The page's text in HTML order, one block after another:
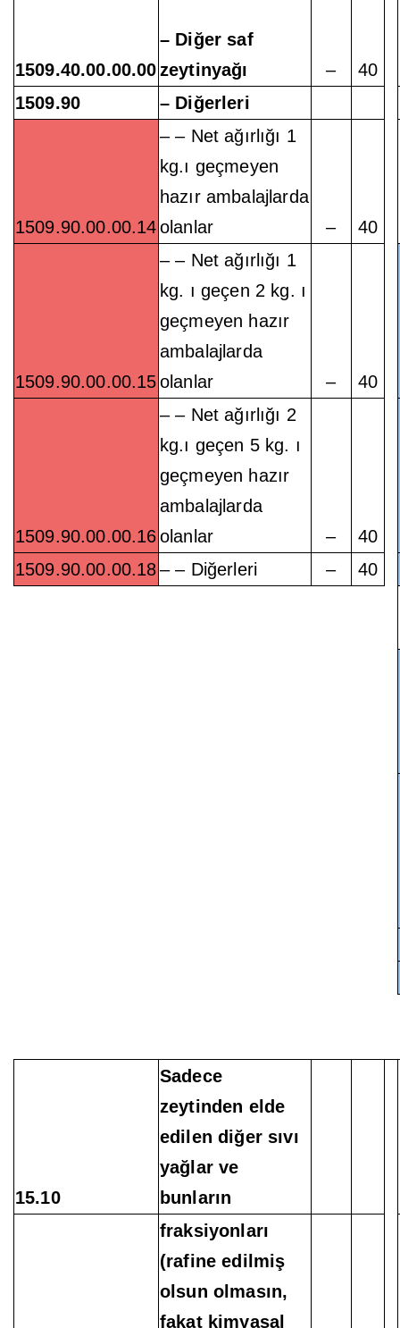
1509.40.00.00.00
– Diğer saf
zeytinyağı
– 40
1509.90
– Diğerleri
1509.90.00.00.14
– – Net ağırlığı 1
kg.ı geçmeyen
hazır ambalajlarda
olanlar
– 40
1509.90.00.00.15
– – Net ağırlığı 1
kg. ı geçen 2 kg. ı
geçmeyen hazır
ambalajlarda
olanlar
– 40
1509.90.00.00.16
– – Net ağırlığı 2
kg.ı geçen 5 kg. ı
geçmeyen hazır
ambalajlarda
olanlar
– 40
1509.90.00.00.18– – Diğerleri – 40
15.10
Sadece
zeytinden elde
edilen diğer sıvı
yağlar ve
bunların
fraksiyonları
(rafine edilmiş
olsun olmasın,
fakat kimyasal